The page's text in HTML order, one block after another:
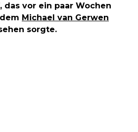
das vor ein paar Wochen
Michael van Gerwen
sorgte.